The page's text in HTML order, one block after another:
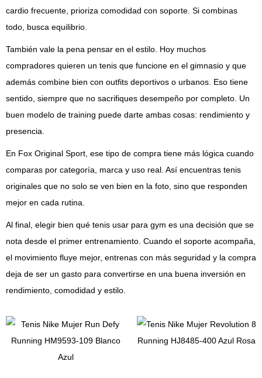
cardio frecuente, prioriza comodidad con soporte. Si combinas
todo, busca equilibrio.
También vale la pena pensar en el estilo. Hoy muchos
compradores quieren un tenis que funcione en el gimnasio y que
además combine bien con outfits deportivos o urbanos. Eso tiene
sentido, siempre que no sacrifiques desempeño por completo. Un
buen modelo de training puede darte ambas cosas: rendimiento y
presencia.
En Fox Original Sport, ese tipo de compra tiene más lógica cuando
comparas por categoría, marca y uso real. Así encuentras tenis
originales que no solo se ven bien en la foto, sino que responden
mejor en cada rutina.
Al final, elegir bien qué tenis usar para gym es una decisión que se
nota desde el primer entrenamiento. Cuando el soporte acompaña,
el movimiento fluye mejor, entrenas con más seguridad y la compra
deja de ser un gasto para convertirse en una buena inversión en
rendimiento, comodidad y estilo.